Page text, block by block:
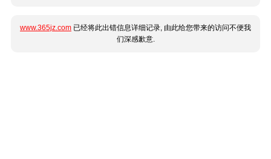
www.365jz.com 已经将此出错信息详细记录, 由此给您带来的访问不便我
们深感歉意.